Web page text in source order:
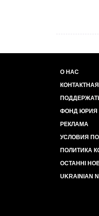
О НАС
ФОНД ЮРИЯ
РЕКЛАМА
УСЛОВИЯ
ПОЛИТИКА
ОСТАННІ
UKRAINIAN